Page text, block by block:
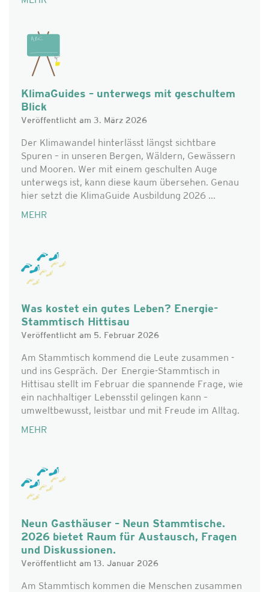
KlimaGuides – unterwegs mit geschultem
Blick
Veröffentlicht am 3. März 2026
Der Klimawandel hinterlässt längst sichtbare
Spuren – in unseren Bergen, Wäldern, Gewässern
und Mooren. Wer mit einem geschulten Auge
unterwegs ist, kann diese kaum übersehen. Genau
hier setzt die KlimaGuide Ausbildung 2026 ...
MEHR
Was kostet ein gutes Leben? Energie-
Stammtisch Hittisau
Veröffentlicht am 5. Februar 2026
Am Stammtisch kommend die Leute zusammen -
und ins Gespräch. Der Energie-Stammtisch in
Hittisau stellt im Februar die spannende Frage, wie
ein nachhaltiger Lebensstil gelingen kann –
umweltbewusst, leistbar und mit Freude im Alltag.
MEHR
Neun Gasthäuser – Neun Stammtische.
2026 bietet Raum für Austausch, Fragen
und Diskussionen.
Veröffentlicht am 13. Januar 2026
Am Stammtisch kommen die Menschen zusammen